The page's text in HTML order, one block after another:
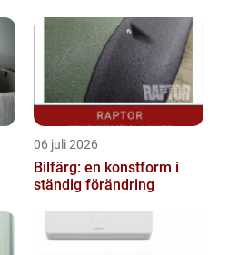
06 juli 2026
Bilfärg: en konstform i
ständig förändring